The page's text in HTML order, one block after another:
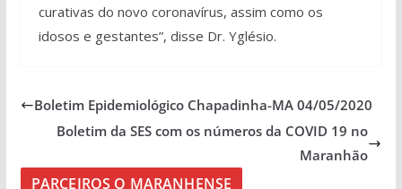
curativas do novo coronavírus, assim como os
idosos e gestantes”, disse Dr. Yglésio.
Boletim Epidemiológico Chapadinha-MA 04/05/2020
Boletim da SES com os números da COVID 19 no
Maranhão
PARCEIROS O MARANHENSE